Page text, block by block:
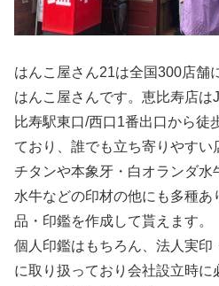
はんこ屋さん21は全国300店舗
はんこ屋さんです。恵比寿店
比寿駅東口/西口1番出口から徒
ており、誰でも立ち寄りやすい
チタンや本象牙・白オランダ水
水牛などの印材の他にも多種
品・印鑑を作成して貰えます。
個人印鑑はもちろん、法人実印
に取り扱っており会社設立時に